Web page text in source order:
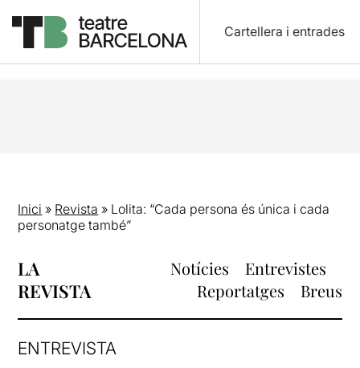
Cartellera i entrades
Inici » Revista » Lolita: “Cada persona és única i cada
personatge també”
LA
REVISTA
Notícies
Entrevistes
Reportatges
Breus
ENTREVISTA